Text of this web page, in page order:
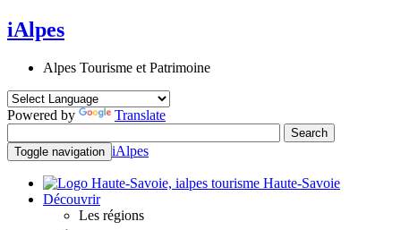
iAlpes
Alpes Tourisme et Patrimoine
Powered by Translate
Toggle navigation iAlpes
Haute-Savoie
Découvrir
Les régions